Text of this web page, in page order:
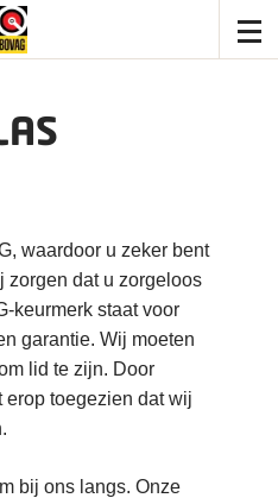
waardoor u zeker bent
zorgen dat u zorgeloos
keurmerk staat voor
garantie. Wij moeten
lid te zijn. Door
erop toegezien dat wij
bij ons langs. Onze